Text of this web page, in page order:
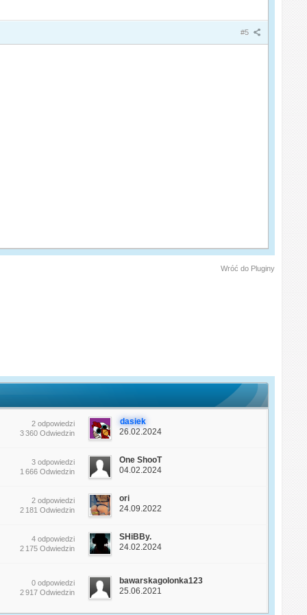
#5
Wróć do Pluginy
2 odpowiedzi
3 360 Odwiedzin
dasiek
26.02.2024
3 odpowiedzi
1 666 Odwiedzin
One ShooT
04.02.2024
2 odpowiedzi
2 181 Odwiedzin
ori
24.09.2022
4 odpowiedzi
2 175 Odwiedzin
SHiBBy.
24.02.2024
0 odpowiedzi
2 917 Odwiedzin
bawarskagolonka123
25.06.2021